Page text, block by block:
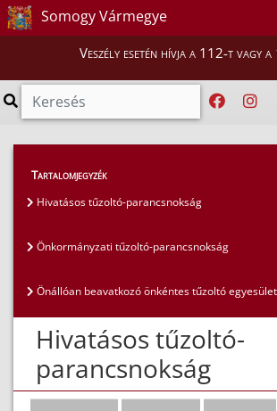
Somogy Vármegye
Veszély esetén hívja a 112-t vagy
Magunkról
Hivatásos tűzoltó-parancsnokság
Tartalomjegyzék
Hivatásos tűzoltó-parancsnokság
Önkormányzati tűzoltó-parancsnokság
Önállóan beavatkozó önkéntes tűzoltó egyesület
Hivatásos tűzoltó-
parancsnokság